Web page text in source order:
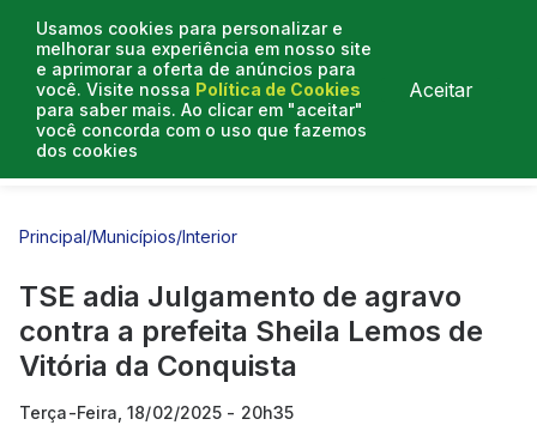
Usamos cookies para personalizar e
melhorar sua experiência em nosso site
e aprimorar a oferta de anúncios para
você. Visite nossa Política de Cookies
para saber mais. Ao clicar em "aceitar"
você concorda com o uso que fazemos
dos cookies
Aceitar
Entrevistas
Principal/Municípios/Interior
TSE adia Julgamento de agravo
contra a prefeita Sheila Lemos de
Vitória da Conquista
Terça-Feira, 18/02/2025 - 20h35